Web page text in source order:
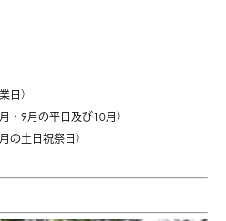
日）
・9月の平日及び10月）
の土日祝祭日）